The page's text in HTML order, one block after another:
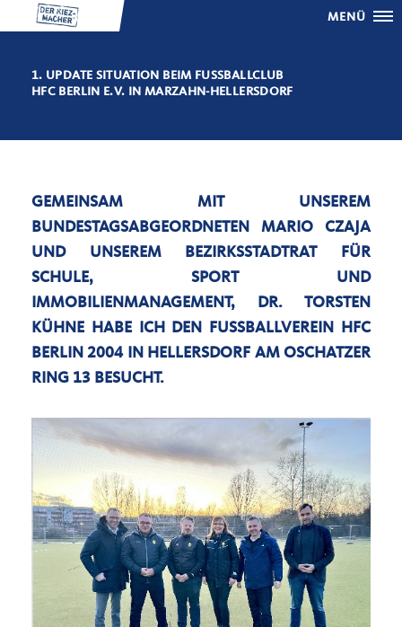
MENÜ
1. UPDATE SITUATION BEIM FUSSBALLCLUB H
FC BERLIN E.V. IN MARZAHN-HELLERSDORF
GEMEINSAM MIT UNSEREM
BUNDESTAGSABGEORDNETEN MARIO CZAJA
UND UNSEREM BEZIRKSSTADTRAT FÜR
SCHULE, SPORT UND
IMMOBILIENMANAGEMENT, DR. TORSTEN
KÜHNE HABE ICH DEN FUSSBALLVEREIN HFC B
ERLIN 2004 IN HELLERSDORF AM OSCHATZER R
ING 13 BESUCHT.